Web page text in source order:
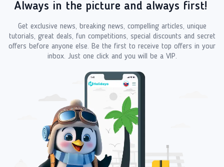
Always in the picture and always first!
Get exclusive news, breaking news, compelling articles, unique
tutorials, great deals, fun competitions, special discounts and secret
offers before anyone else. Be the first to receive top offers in your
inbox. Just one click and you will be a VIP.